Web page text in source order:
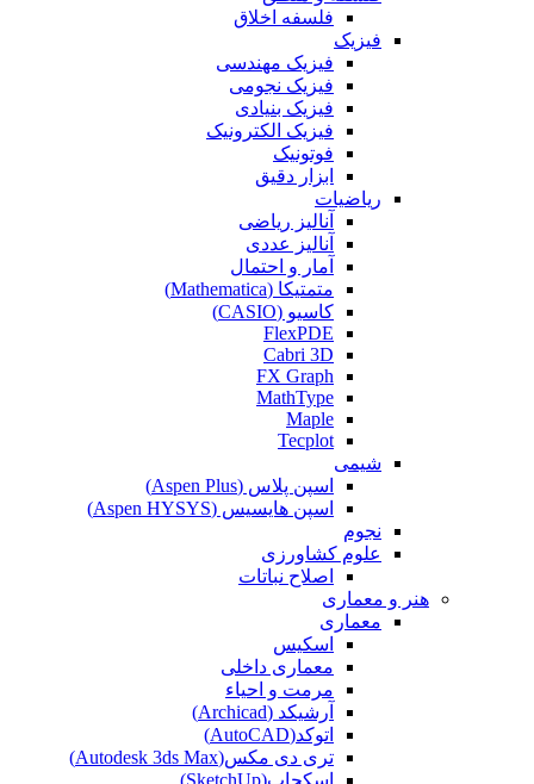
فلسفه اخلاق
فیزیک
فیزیک مهندسی
فیزیک نجومی
فیزیک بنیادی
فیزیک الکترونیک
فوتونیک
ابزار دقیق
ریاضیات
آنالیز ریاضی
آنالیز عددی
آمار و احتمال
متمتیکا (Mathematica)
کاسیو (CASIO)
FlexPDE
Cabri 3D
FX Graph
MathType
Maple
Tecplot
شیمی
اسپن پلاس (Aspen Plus)
اسپن هایسیس (Aspen HYSYS)
نجوم
علوم کشاورزی
اصلاح نباتات
هنر و معماری
معماری
اسکیس
معماری داخلی
مرمت و احیاء
آرشیکد (Archicad)
اتوکد(AutoCAD)
تری دی مکس(Autodesk 3ds Max)
اسکچاپ(SketchUp)